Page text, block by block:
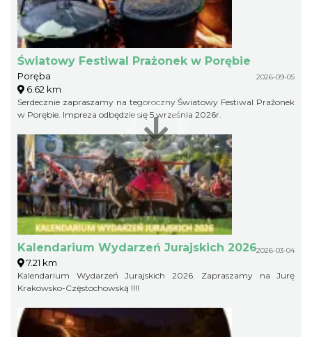
Światowy Festiwal Prażonek w Porębie
Poręba 2026-09-05
6.62 km
Serdecznie zapraszamy na tegoroczny Światowy Festiwal Prażonek
w Porębie. Impreza odbędzie się 5 września 2026r.
Kalendarium Wydarzeń Jurajskich 20262026-03-04
7.21 km
Kalendarium Wydarzeń Jurajskich 2026. Zapraszamy na Jurę
Krakowsko-Częstochowską !!!!